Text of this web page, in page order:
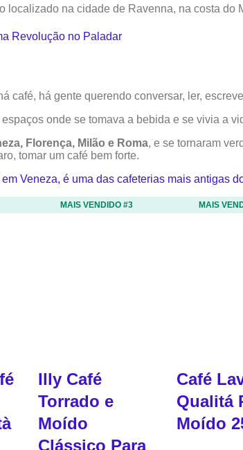
na cidade de Ravenna, na costa do
Revolução no Paladar
café, há gente querendo conversar, ler,
onde se tomava a bebida e se vivia a
Florença, Milão e Roma, e se tornaram
tomar um café bem forte.
Veneza, é uma das cafeterias mais antigas
MAIS VENDIDO #3
Illy Café
Torrado e
Moído
Clássico Para
MAIS
Café
Qualitá
Moído